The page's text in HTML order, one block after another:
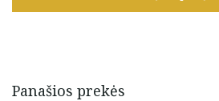
Panašios prekės